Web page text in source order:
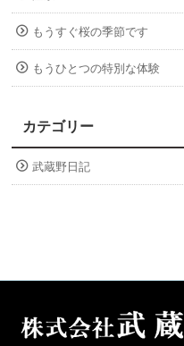
もうすぐ桜の季節です
もうひとつの特別な体験
カテゴリー
武蔵野日記